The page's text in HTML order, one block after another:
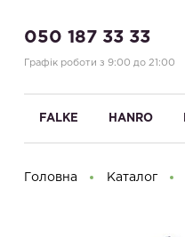
050 187 33 33
Графік роботи з 9:00 до 21:00
FALKE HANRO
Головна Каталог